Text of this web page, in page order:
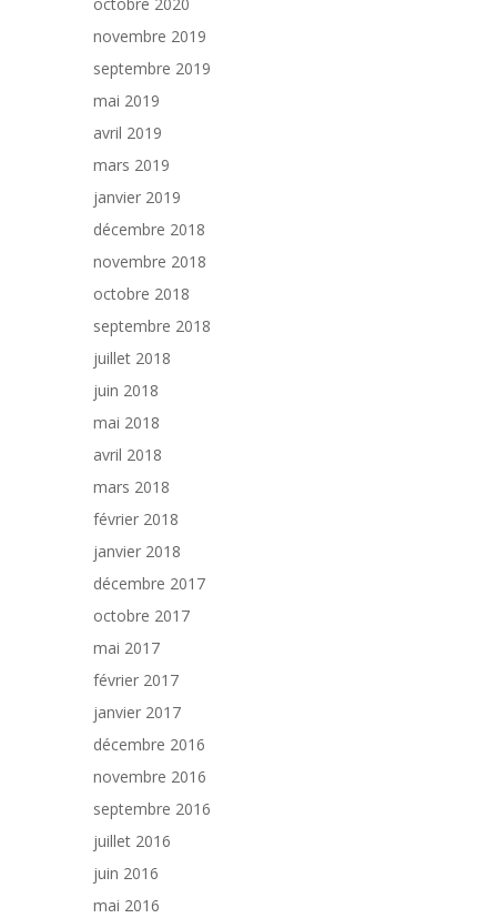
octobre 2020
novembre 2019
septembre 2019
mai 2019
avril 2019
mars 2019
janvier 2019
décembre 2018
novembre 2018
octobre 2018
septembre 2018
juillet 2018
juin 2018
mai 2018
avril 2018
mars 2018
février 2018
janvier 2018
décembre 2017
octobre 2017
mai 2017
février 2017
janvier 2017
décembre 2016
novembre 2016
septembre 2016
juillet 2016
juin 2016
mai 2016